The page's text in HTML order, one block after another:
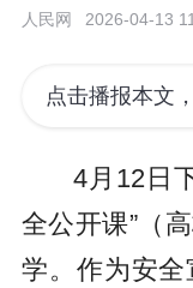
人民网 2026-04-13
点击播报本文
4月12日
全公开课”（
学。作为安全